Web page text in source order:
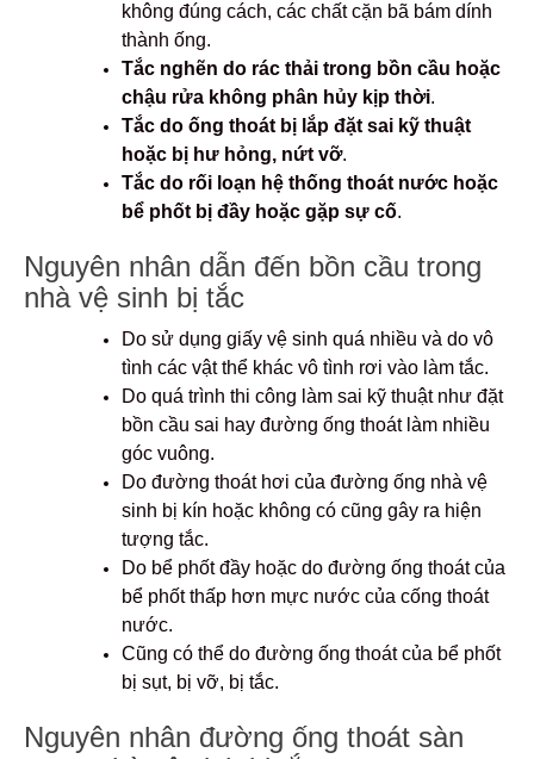
không đúng cách, các chất cặn bã bám dính
thành ống.
Tắc nghẽn do rác thải trong bồn cầu hoặc
chậu rửa không phân hủy kịp thời.
Tắc do ống thoát bị lắp đặt sai kỹ thuật
hoặc bị hư hỏng, nứt vỡ.
Tắc do rối loạn hệ thống thoát nước hoặc
bể phốt bị đầy hoặc gặp sự cố.
Nguyên nhân dẫn đến bồn cầu trong
nhà vệ sinh bị tắc
Do sử dụng giấy vệ sinh quá nhiều và do vô
tình các vật thể khác vô tình rơi vào làm tắc.
Do quá trình thi công làm sai kỹ thuật như đặt
bồn cầu sai hay đường ống thoát làm nhiều
góc vuông.
Do đường thoát hơi của đường ống nhà vệ
sinh bị kín hoặc không có cũng gây ra hiện
tượng tắc.
Do bể phốt đầy hoặc do đường ống thoát của
bể phốt thấp hơn mực nước của cống thoát
nước.
Cũng có thể do đường ống thoát của bể phốt
bị sụt, bị vỡ, bị tắc.
Nguyên nhân đường ống thoát sàn